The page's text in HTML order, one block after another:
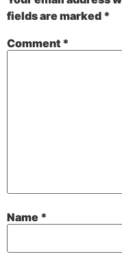
fields are marked *
Comment *
Name *